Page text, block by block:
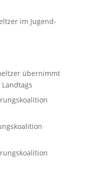
im Jugend-
übernimmt